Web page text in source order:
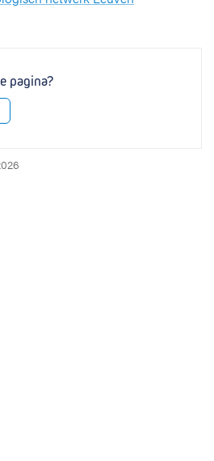
pagina?